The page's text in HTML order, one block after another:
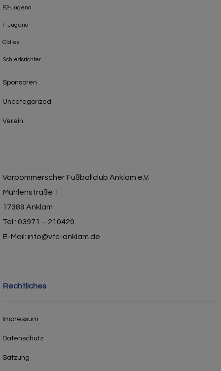
E2-Jugend
F-Jugend
Oldies
Schiedsrichter
Sponsoren
Uncategorized
Verein
Vorpommerscher Fußballclub Anklam e.V.
Mühlenstraße 1
17389 Anklam
Tel.: 03971 – 210429
E-Mail: info@vfc-anklam.de
Rechtliches
Impressum
Datenschutz
Satzung